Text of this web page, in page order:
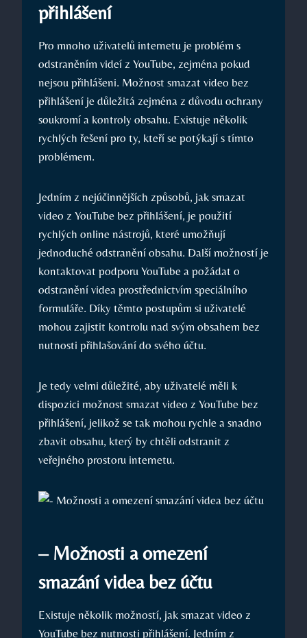
přihlášení
Pro mnoho uživatelů internetu je problém s
odstraněním videí z YouTube, zejména pokud
nejsou přihlášeni. Možnost smazat video bez
přihlášení je důležitá zejména z důvodu ochrany
soukromí a kontroly obsahu. Existuje několik
rychlých řešení pro ty, kteří se potýkají s tímto
problémem.
Jedním z nejúčinnějších způsobů, jak smazat
video z YouTube bez přihlášení, je použití
rychlých online nástrojů, které umožňují
jednoduché odstranění obsahu. Další možností je
kontaktovat podporu YouTube a požádat o
odstranění videa prostřednictvím speciálního
formuláře. Díky těmto postupům si uživatelé
mohou zajistit kontrolu nad svým obsahem bez
nutnosti přihlašování do svého účtu.
Je tedy velmi důležité, aby uživatelé měli k
dispozici možnost smazat video z YouTube bez
přihlášení, jelikož se tak mohou rychle a snadno
zbavit obsahu, který by chtěli odstranit z
veřejného prostoru internetu.
– Možnosti a omezení
smazání videa bez účtu
Existuje několik možností, jak smazat video z
YouTube bez nutnosti přihlášení. Jedním z